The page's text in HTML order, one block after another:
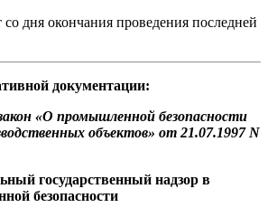
со дня окончания проведения последней
документации:
«О промышленной безопасности
объектов» от 21.07.1997 N
государственный надзор в
безопасности